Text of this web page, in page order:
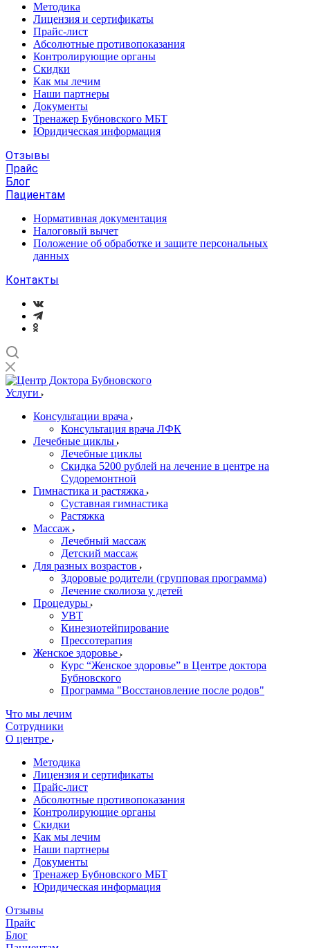
Методика
Лицензия и сертификаты
Прайс-лист
Абсолютные противопоказания
Контролирующие органы
Скидки
Как мы лечим
Наши партнеры
Документы
Тренажер Бубновского МБТ
Юридическая информация
Отзывы
Прайс
Блог
Пациентам
Нормативная документация
Налоговый вычет
Положение об обработке и защите персональных
данных
Контакты
Услуги
Консультации врача
Консультация врача ЛФК
Лечебные циклы
Лечебные циклы
Скидка 5200 рублей на лечение в центре на
Судоремонтной
Гимнастика и растяжка
Суставная гимнастика
Растяжка
Массаж
Лечебный массаж
Детский массаж
Для разных возрастов
Здоровые родители (групповая программа)
Лечение сколиоза у детей
Процедуры
УВТ
Кинезиотейпирование
Прессотерапия
Женское здоровье
Курс “Женское здоровье” в Центре доктора
Бубновского
Программа "Восстановление после родов"
Что мы лечим
Сотрудники
О центре
Методика
Лицензия и сертификаты
Прайс-лист
Абсолютные противопоказания
Контролирующие органы
Скидки
Как мы лечим
Наши партнеры
Документы
Тренажер Бубновского МБТ
Юридическая информация
Отзывы
Прайс
Блог